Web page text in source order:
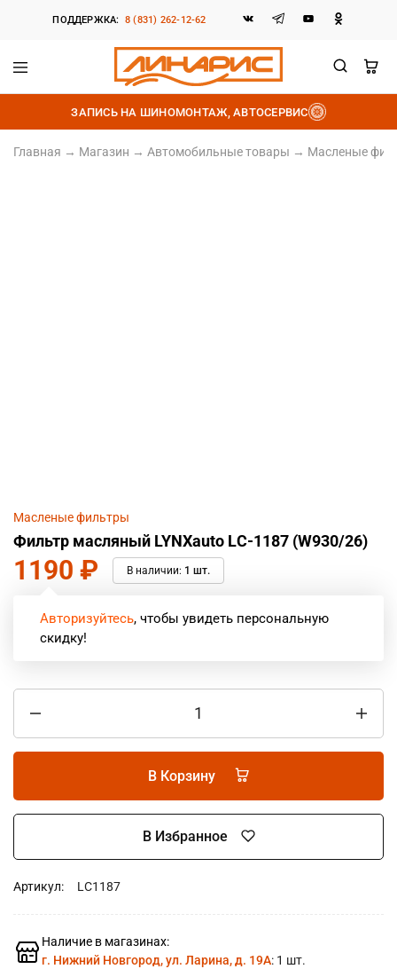
ПОДДЕРЖКА: 8 (831) 262-12-62
Линарис
Продажа
шин,
дисков
и
аккумуляторов
ЗАПИСЬ НА ШИНОМОНТАЖ, АВТОСЕРВИС
Главная → Магазин → Автомобильные товары → Масленые
Масленые фильтры
Фильтр масляный LYNXauto LС-1187 (W930/26)
1190 ₽ В наличии: 1 шт.
Авторизуйтесь, чтобы увидеть персональную
скидку!
В Корзину
В Избранное
Артикул: LC1187
Наличие в магазинах:
г. Нижний Новгород, ул. Ларина, д. 19А: 1 шт.